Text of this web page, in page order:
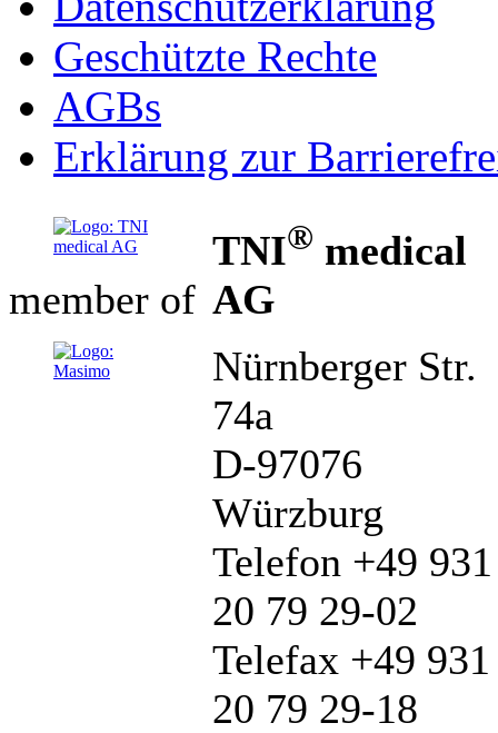
Geschützte Rechte
AGBs
Erklärung zur
member of
TNI® medical
AG
Nürnberger Str.
74a
D-97076
Würzburg
Telefon +49 931
20 79 29-02
Telefax +49 931
20 79 29-18